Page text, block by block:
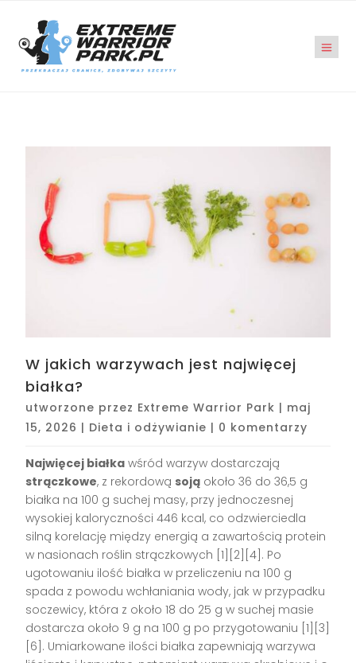
W jakich warzywach jest najwięcej
białka?
utworzone przez Extreme Warrior Park | maj
15, 2026 | Dieta i odżywianie | 0 komentarzy
Najwięcej białka wśród warzyw dostarczają
strączkowe, z rekordową soją około 36 do 36,5 g
białka na 100 g suchej masy, przy jednoczesnej
wysokiej kaloryczności 446 kcal, co odzwierciedla
silną korelację między energią a zawartością protein
w nasionach roślin strączkowych [1][2][4]. Po
ugotowaniu ilość białka w przeliczeniu na 100 g
spada z powodu wchłaniania wody, jak w przypadku
soczewicy, która z około 18 do 25 g w suchej masie
dostarcza około 9 g na 100 g po przygotowaniu [1][3]
[6]. Umiarkowane ilości białka zapewniają warzywa